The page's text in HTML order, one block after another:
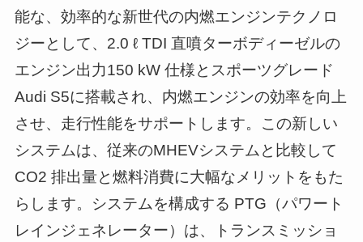
能な、効率的な新世代の内燃エンジンテクノロ
ジーとして、2.0 ℓ TDI 直噴ターボディーゼルの
エンジン出力150 kW 仕様とスポーツグレード
Audi S5に搭載され、内燃エンジンの効率を向上
させ、走行性能をサポートします。この新しい
システムは、従来のMHEVシステムと比較して
CO2 排出量と燃料消費に大幅なメリットをもた
らします。システムを構成する PTG（パワート
レインジェネレーター）は、トランスミッショ